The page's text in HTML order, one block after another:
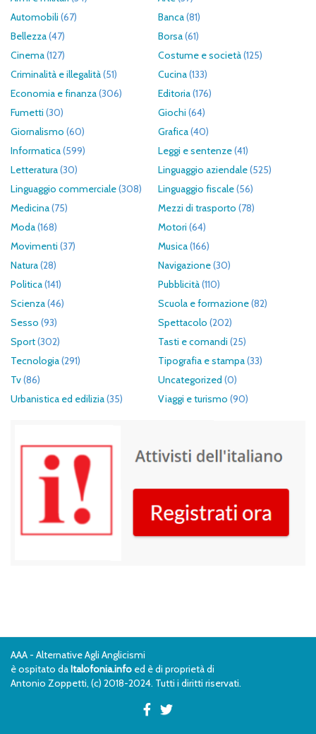
Automobili (67) Banca(81)
Bellezza(47) Borsa(61)
Cinema(127) Costume e società(125)
Criminalità e illegalità(51) Cucina(133)
Economia e finanza(306) Editoria(176)
Fumetti (30) Giochi (64)
Giornalismo (60) Grafica(40)
Informatica(599) Leggi e sentenze(41)
Letteratura(30) Linguaggio aziendale(525)
Linguaggio commerciale(308) Linguaggio fiscale(56)
Medicina(75) Mezzi di trasporto (78)
Moda(168) Motori (64)
Movimenti (37) Musica(166)
Natura(28) Navigazione(30)
Politica(141) Pubblicità(110)
Scienza(46) Scuola e formazione(82)
Sesso (93) Spettacolo (202)
Sport(302) Tasti e comandi (25)
Tecnologia(291) Tipografia e stampa(33)
Tv(86) Uncategorized (0)
Urbanistica ed edilizia(35) Viaggi e turismo (90)
AAA - Alternative Agli Anglicismi
è ospitato daItalofonia.info ed è di proprietà di
Antonio Zoppetti, (c) 2018-2024. Tutti i diritti riservati.